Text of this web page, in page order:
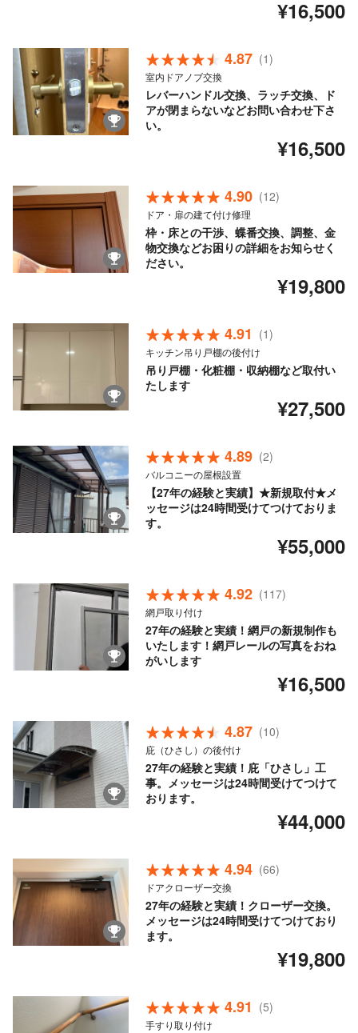
¥16,500
4.87 (1)
室内ドアノブ交換
レバーハンドル交換、ラッチ交換、ド
アが閉まらないなどお問い合わせ下さ
い。
¥16,500
4.90 (12)
ドア・扉の建て付け修理
枠・床との干渉、蝶番交換、調整、金
物交換などお困りの詳細をお知らせく
ださい。
¥19,800
4.91 (1)
キッチン吊り戸棚の後付け
吊り戸棚・化粧棚・収納棚など取付い
たします
¥27,500
4.89 (2)
バルコニーの屋根設置
【27年の経験と実績】★新規取付★メ
ッセージは24時間受けてつけておりま
す。
¥55,000
4.92 (117)
網戸取り付け
27年の経験と実績！網戸の新規制作も
いたします！網戸レールの写真をおね
がいします
¥16,500
4.87 (10)
庇（ひさし）の後付け
27年の経験と実績！庇「ひさし」工
事。メッセージは24時間受けてつけて
おります。
¥44,000
4.94 (66)
ドアクローザー交換
27年の経験と実績！クローザー交換。
メッセージは24時間受けてつけており
ます。
¥19,800
4.91 (5)
手すり取り付け